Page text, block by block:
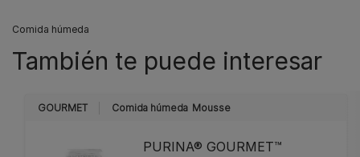
Comida húmeda
También te puede interesar
GOURMET Comida húmeda Mousse
PURINA® GOURMET™